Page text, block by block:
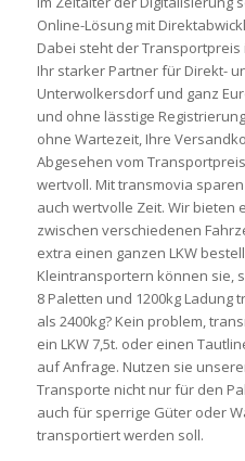
Online-Lösung mit
Dabei steht der
Ihr starker Partner für Direkt-
Unterwolkersdorf und ganz
und ohne lässtige
ohne Wartezeit, Ihre
Abgesehen vom
wertvoll. Mit transmovia
auch wertvolle Zeit. Wir bieten
zwischen verschiedenen
extra einen ganzen LKW
Kleintransportern können sie,
8 Paletten und 1200kg Ladung
als 2400kg? Kein problem,
ein LKW 7,5t. oder einen
auf Anfrage. Nutzen sie
Transporte nicht nur für den
auch für sperrige Güter oder
transportiert werden soll.